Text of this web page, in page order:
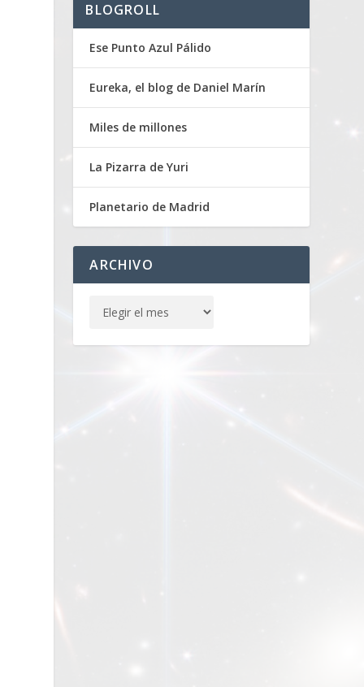
BLOGROLL
Ese Punto Azul Pálido
Eureka, el blog de Daniel Marín
Miles de millones
La Pizarra de Yuri
Planetario de Madrid
ARCHIVO